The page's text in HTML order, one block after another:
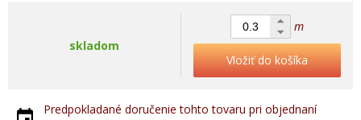
skladom
m
Vložiť do košíka
Predpokladané doručenie tohto tovaru pri objednaní